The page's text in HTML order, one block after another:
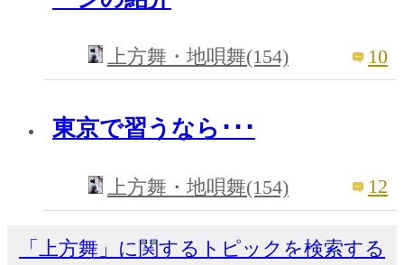
上方舞・地唄舞(154) 10
東京で習うなら･･･
上方舞・地唄舞(154) 12
「上方舞」に関するトピックを検索する